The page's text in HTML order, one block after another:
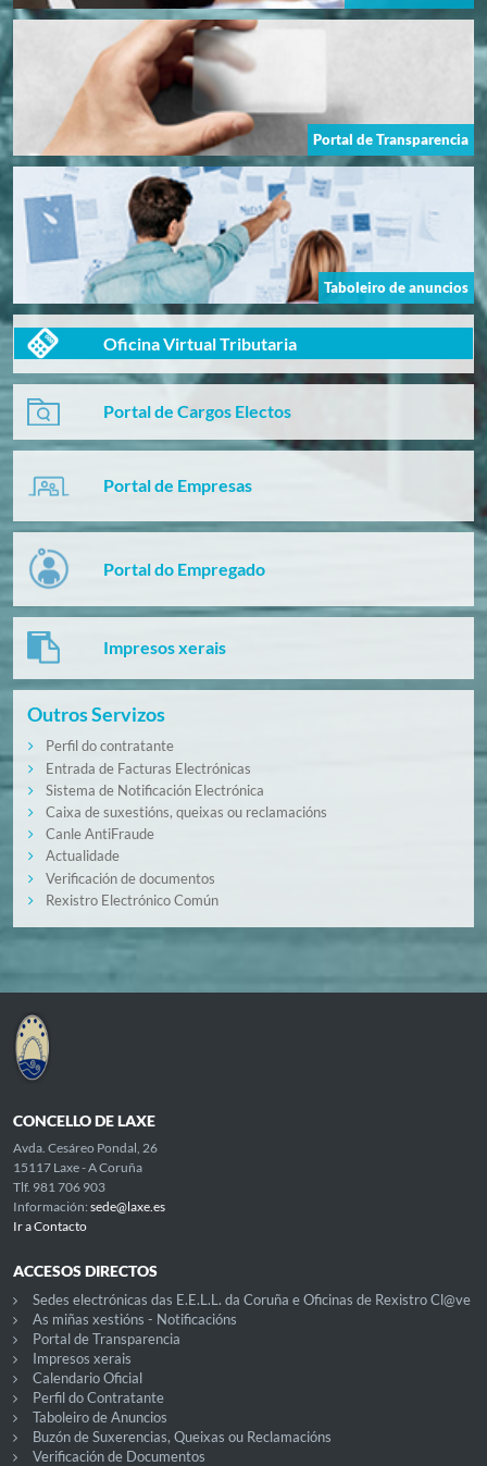
Portal de Transparencia
Taboleiro de anuncios
Oficina Virtual Tributaria
Portal de Cargos Electos
Portal de Empresas
Portal do Empregado
Impresos xerais
Outros Servizos
Perfil do contratante
Entrada de Facturas Electrónicas
Sistema de Notificación Electrónica
Caixa de suxestións, queixas ou reclamacións
Canle AntiFraude
Actualidade
Verificación de documentos
Rexistro Electrónico Común
CONCELLO DE LAXE
Avda. Cesáreo Pondal, 26
15117 Laxe - A Coruña
Tlf. 981 706 903
Información: sede@laxe.es
Ir a Contacto
ACCESOS DIRECTOS
Sedes electrónicas das E.E.L.L. da Coruña e Oficinas de Rexistro Cl@ve
As miñas xestións - Notificacións
Portal de Transparencia
Impresos xerais
Calendario Oficial
Perfil do Contratante
Taboleiro de Anuncios
Buzón de Suxerencias, Queixas ou Reclamacións
Verificación de Documentos